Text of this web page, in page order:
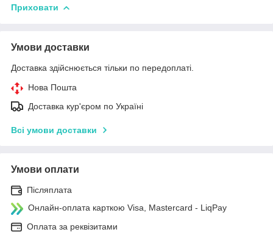
Приховати
Умови доставки
Доставка здійснюється тільки по передоплаті.
Нова Пошта
Доставка кур'єром по Україні
Всі умови доставки
Умови оплати
Післяплата
Онлайн-оплата карткою Visa, Mastercard - LiqPay
Оплата за реквізитами